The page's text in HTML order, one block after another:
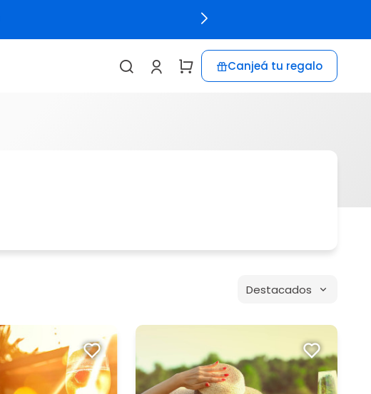
Canjeá tu regalo
Destacados